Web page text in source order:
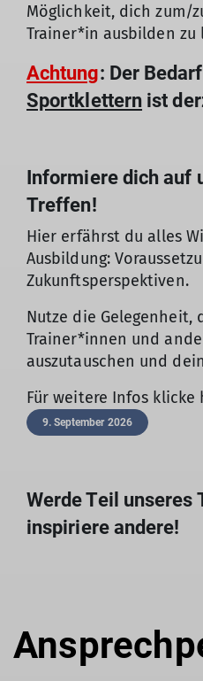
Möglichkeit, dich zum/
Trainer*in ausbilden zu
Achtung: Der
Sportklettern ist
Informiere dich auf
Treffen!
Hier erfährst du alles
Ausbildung:
Zukunftsperspektiven.
Nutze die Gelegenheit,
Trainer*innen und
auszutauschen und
Für weitere Infos klicke
9. September 2026
Werde Teil unseres
inspiriere andere!